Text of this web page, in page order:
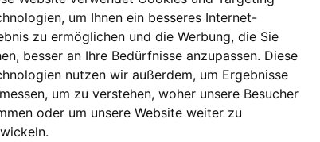
um Ihnen ein besseres Internet-
zu ermöglichen und die Werbung, die Sie
besser an Ihre Bedürfnisse anzupassen. Diese
nutzen wir außerdem, um Ergebnisse
um zu verstehen, woher unsere Besucher
oder um unsere Website weiter zu
1,4 mm BlackCore
Maßanfertigung